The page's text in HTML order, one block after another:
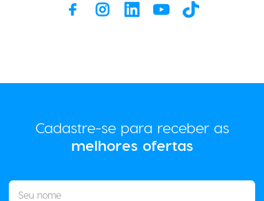
Cadastre-se para receber as
melhores ofertas